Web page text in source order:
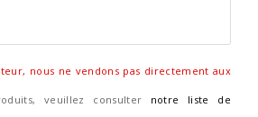
nous ne vendons pas directement aux
veuillez consulter notre liste de